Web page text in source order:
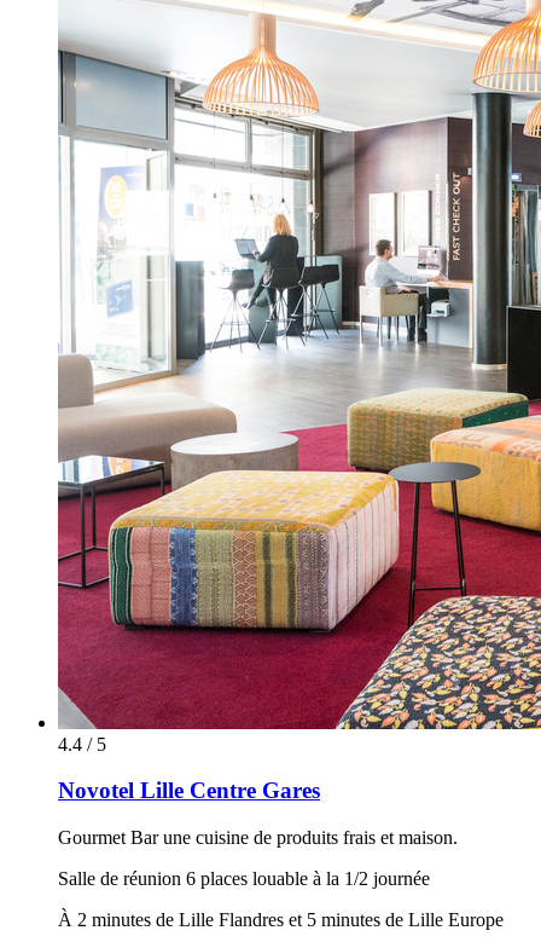
4.4 / 5
Novotel Lille Centre Gares
Gourmet Bar une cuisine de produits frais et maison.
Salle de réunion 6 places louable à la 1/2 journée
À 2 minutes de Lille Flandres et 5 minutes de Lille Europe